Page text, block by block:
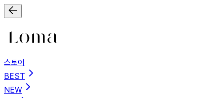
스토어
BEST
NEW